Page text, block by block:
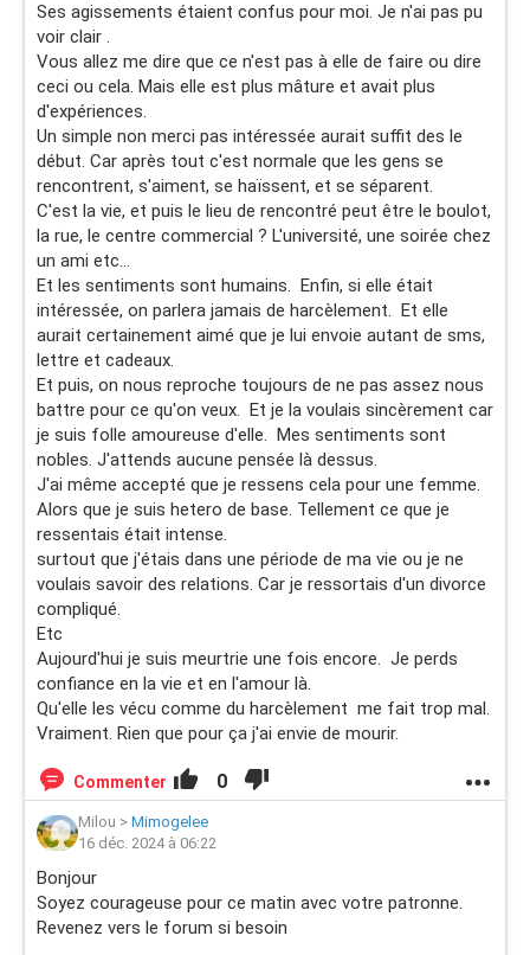
Ses agissements étaient confus pour moi. Je n'ai pas pu
voir clair .
Vous allez me dire que ce n'est pas à elle de faire ou dire
ceci ou cela. Mais elle est plus mâture et avait plus
d'expériences.
Un simple non merci pas intéressée aurait suffit des le
début. Car après tout c'est normale que les gens se
rencontrent, s'aiment, se haïssent, et se séparent.
C'est la vie, et puis le lieu de rencontré peut être le boulot,
la rue, le centre commercial ? L'université, une soirée chez
un ami etc...
Et les sentiments sont humains. Enfin, si elle était
intéressée, on parlera jamais de harcèlement. Et elle
aurait certainement aimé que je lui envoie autant de sms,
lettre et cadeaux.
Et puis, on nous reproche toujours de ne pas assez nous
battre pour ce qu'on veux. Et je la voulais sincèrement car
je suis folle amoureuse d'elle. Mes sentiments sont
nobles. J'attends aucune pensée là dessus.
J'ai même accepté que je ressens cela pour une femme.
Alors que je suis hetero de base. Tellement ce que je
ressentais était intense.
surtout que j'étais dans une période de ma vie ou je ne
voulais savoir des relations. Car je ressortais d'un divorce
compliqué.
Etc
Aujourd'hui je suis meurtrie une fois encore. Je perds
confiance en la vie et en l'amour là.
Qu'elle les vécu comme du harcèlement me fait trop mal.
Vraiment. Rien que pour ça j'ai envie de mourir.
Commenter 0
Milou > Mimogelee
16 déc. 2024 à 06:22
Bonjour
Soyez courageuse pour ce matin avec votre patronne.
Revenez vers le forum si besoin